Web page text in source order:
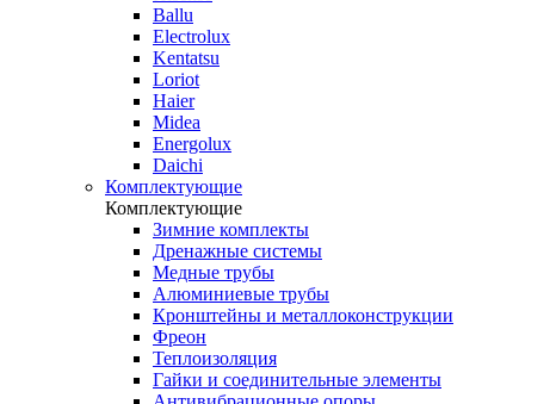
Ballu
Electrolux
Kentatsu
Loriot
Haier
Midea
Energolux
Daichi
Комплектующие
Комплектующие
Зимние комплекты
Дренажные системы
Медные трубы
Алюминиевые трубы
Кронштейны и металлоконструкции
Фреон
Теплоизоляция
Гайки и соединительные элементы